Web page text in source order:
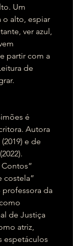
Um
o alto, espiar
ver azul,
partir com a
de
é
Autora
e de
costela”
professora da
de Justiça
atriz,
espetáculos